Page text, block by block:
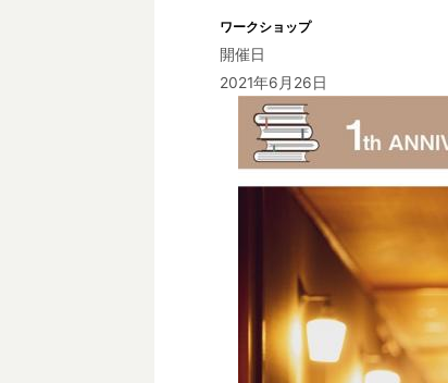
ワークショップ
開催日
2021年6月26日